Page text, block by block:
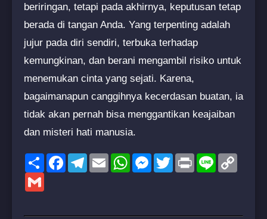
beriringan, tetapi pada akhirnya, keputusan tetap
berada di tangan Anda. Yang terpenting adalah
jujur pada diri sendiri, terbuka terhadap
kemungkinan, dan berani mengambil risiko untuk
menemukan cinta yang sejati. Karena,
bagaimanapun canggihnya kecerdasan buatan, ia
tidak akan pernah bisa menggantikan keajaiban
dan misteri hati manusia.
ShareFacebookTelegram
EmailWhatsAppMessenger
TwitterPrint Line